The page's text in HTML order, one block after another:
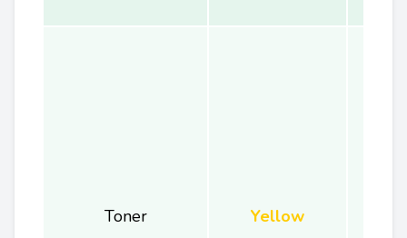
Toner Yellow